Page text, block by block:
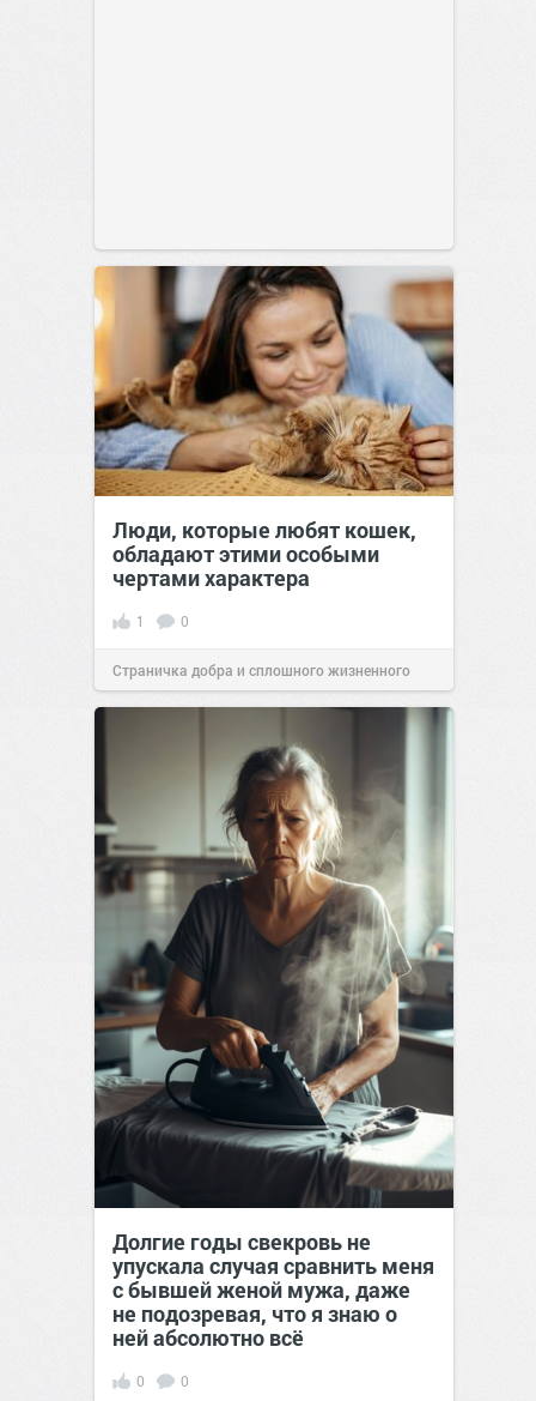
Люди, которые любят кошек,
обладают этими особыми
чертами характера
1 0
Страничка добра и сплошного жизненного
позитива!10:38Сегодня
Долгие годы свекровь не
упускала случая сравнить меня
с бывшей женой мужа, даже
не подозревая, что я знаю о
ней абсолютно всё
0 0